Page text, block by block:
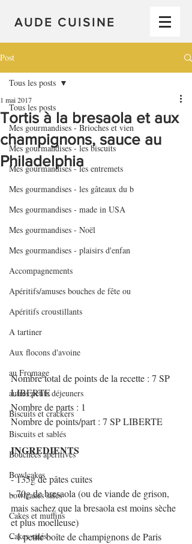
AUDE CUISINE
Post
Tous les posts
Mes gourmandises - Brioches et vien
Mes gourmandises - les biscuits
Mes gourmandises - les entremets
Mes gourmandises - les gâteaux du b
Mes gourmandises - made in USA
Mes gourmandises - Noël
Mes gourmandises - plaisirs d'enfan
Accompagnements
Apéritifs/amuses bouches de fête ou
Apéritifs croustillants
A tartiner
Aux flocons d'avoine
au Fromage
autres petits déjeuners
Biscuits et crackers
Biscuits et sablés
Bouchées apéritives
Bowlcakes
bowlcakes salés
Cakes et muffins
Cakes salés
Tous les posts
Tortis à la bresaola et aux
champignons, sauce au
Philadelphia
1 mai 2017
Nombre total de points de la recette : 7 SP
LIBERTE
Nombre de parts : 1
Nombre de points/part : 7 SP LIBERTE
INGREDIENTS
- 135g de pâtes cuites
- 70g de bresaola (ou de viande de grison,
mais sachez que la bresaola est moins sèche
et plus moelleuse)
- 1 petite boîte de champignons de Paris